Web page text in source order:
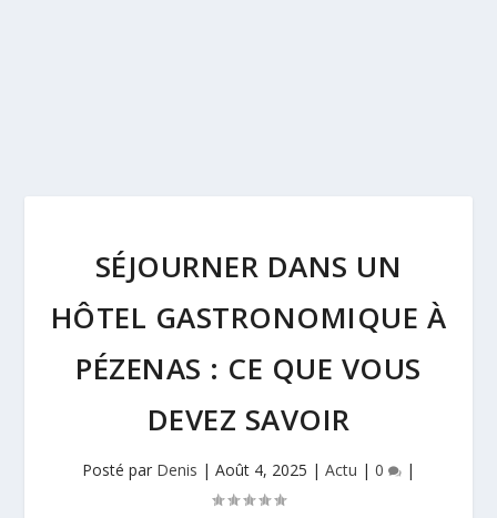
SÉJOURNER DANS UN
HÔTEL GASTRONOMIQUE À
PÉZENAS : CE QUE VOUS
DEVEZ SAVOIR
Posté par Denis | Août 4, 2025 | Actu | 0 |